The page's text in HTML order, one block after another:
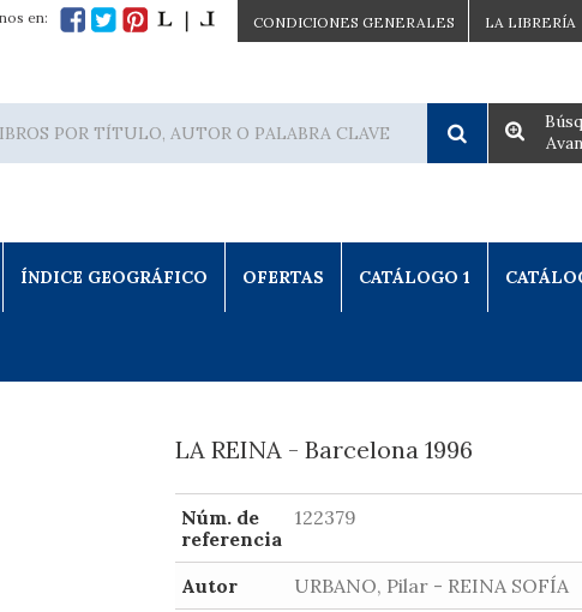
LA LIBRERÍA
CONDICIONES GENERALES
en:
ÍNDICE GEOGRÁFICO OFERTAS CATÁLOGO 1
LA REINA - Barcelona 1996
Núm. de
referencia
122379
Autor
URBANO, Pilar - REINA SOFÍA